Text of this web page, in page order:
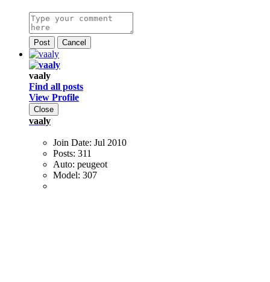
Post Cancel
vaaly
Find all posts
View Profile
Close
vaaly
Join Date: Jul 2010
Posts: 311
Auto: peugeot
Model: 307